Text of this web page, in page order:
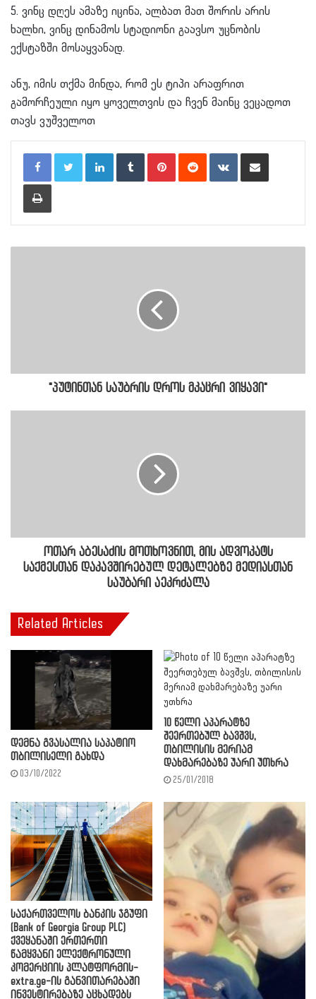
5. ვინც დღეს ამაზე იცინა, ალბათ მათ შორის არის
ხალხი, ვინც დინამოს სტადიონი გაავსო უცნობის
ექსტაზში მოსაყვანად.
ანუ, იმის თქმა მინდა, რომ ეს ტიპი არაფრით
გამორჩეული იყო ყოველთვის და ჩვენ მაინც ვეცადოთ
თავს ვუშველოთ
LinkedInTumblr PinterestReddit VKontakteShare via Email
Print
"პუტინთან საუბრის დროს მკაცრი ვიყავი"
ოთარ აბესაძის მოთხოვნით, მის ადვოკატს
საქმესთან დაკავშირებულ დეტალებზე მედიასთან
საუბარი აეკრძალა
Related Articles
დემნა გვასალია საპატიო
თბილისელი გახდა
03/10/2022
10 წელი აპარატზე
შეერთებულ ბავშვს,
თბილისის მერიამ
დახმარებაზე უარი უთხრა
25/01/2018
საქართველოს ბანკის ჯგუფი
(Bank of Georgia Group PLC)
ქვეყანაში ერთერთი
წამყვანი ელექტრონული
კომერციის პლატფორმის-
extra.ge-ის განვითარებაში
ინვესტირებაზე აცხადებს